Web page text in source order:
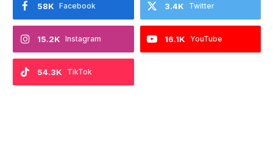
Facebook
58K Twitter
3.4K
Instagram
15.2K YouTube
16.1K
TikTok
54.3K